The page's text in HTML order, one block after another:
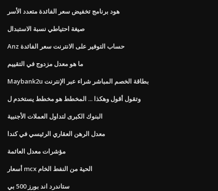
هود برنامج تخفيض سعر الفائدة متعدد الأسر
صيغة احتياطي نسبة الاستبدال
Anz حساب التوفير على الانترنت سعر الفائدة
ما هو معدل مزدوج في التقييم
Maybank2u بطاقة الخصم المباشر شراء عبر الإنترنت
وتقول أقول وهكذا ... المخطط هو مخطط يستخدم ل
البنوك الكبرى لتداول العملات الأجنبية
معدل الرهن العقاري الرئيسي في كندا
مؤشرات معدل العائمة
أسعار mcx الحية من النفط الخام
ستاندرد اند بورز 500 بي